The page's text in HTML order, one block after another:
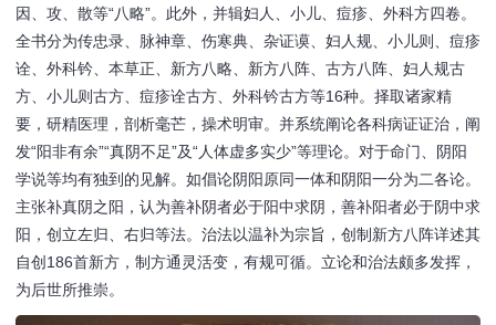
因、攻、散等“八略”。此外，并辑妇人、小儿、痘疹、外科方四卷。
全书分为传忠录、脉神章、伤寒典、杂证谟、妇人规、小儿则、痘疹
诠、外科钤、本草正、新方八略、新方八阵、古方八阵、妇人规古
方、小儿则古方、痘疹诠古方、外科钤古方等16种。择取诸家精
要，研精医理，剖析毫芒，操术明审。并系统阐论各科病证证治，阐
发“阳非有余”“真阴不足”及“人体虚多实少”等理论。对于命门、阴阳
学说等均有独到的见解。如倡论阴阳原同一体和阴阳一分为二各论。
主张补真阴之阳，认为善补阴者必于阳中求阴，善补阳者必于阴中求
阳，创立左归、右归等法。治法以温补为宗旨，创制新方八阵详述其
自创186首新方，制方通灵活变，有规可循。立论和治法颇多发挥，
为后世所推崇。